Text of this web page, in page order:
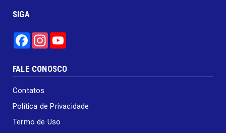
SIGA
FacebookInstagram
FALE CONOSCO
Contatos
Política de Privacidade
Termo de Uso